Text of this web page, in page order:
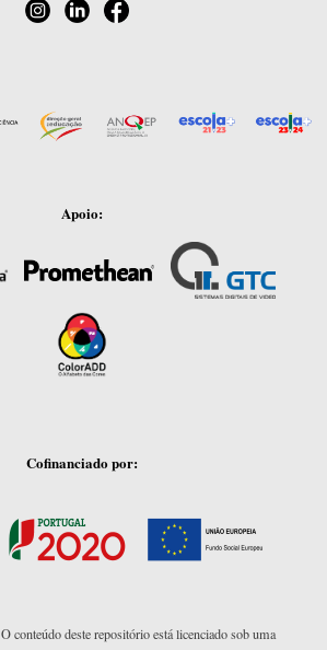
Apoio:
Cofinanciado por:
O conteúdo deste repositório está licenciado sob uma